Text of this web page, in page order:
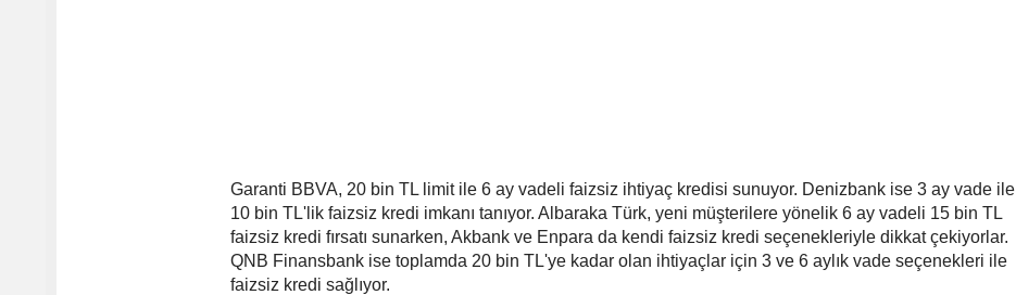
Garanti BBVA, 20 bin TL limit ile 6 ay vadeli faizsiz ihtiyaç kredisi sunuyor. Denizbank ise 3 ay vade ile
10 bin TL'lik faizsiz kredi imkanı tanıyor. Albaraka Türk, yeni müşterilere yönelik 6 ay vadeli 15 bin TL
faizsiz kredi fırsatı sunarken, Akbank ve Enpara da kendi faizsiz kredi seçenekleriyle dikkat çekiyorlar.
QNB Finansbank ise toplamda 20 bin TL'ye kadar olan ihtiyaçlar için 3 ve 6 aylık vade seçenekleri ile
faizsiz kredi sağlıyor.